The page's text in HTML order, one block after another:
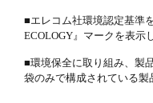
■エレコム社環境認定基準
ECOLOGY』マークを表示
■環境保全に取り組み、製
袋のみで構成されている製